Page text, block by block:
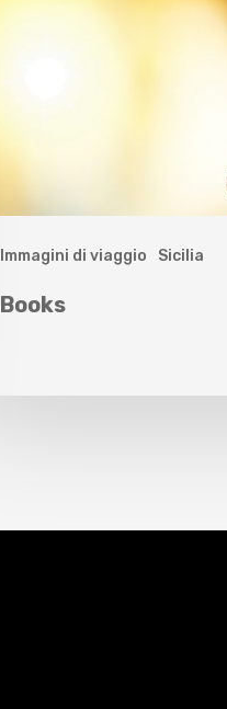
Immagini di viaggio Sicilia
Books